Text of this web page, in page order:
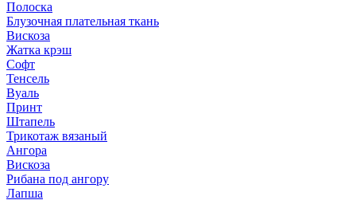
Полоска
Блузочная плательная ткань
Вискоза
Жатка крэш
Софт
Тенсель
Вуаль
Принт
Штапель
Трикотаж вязаный
Ангора
Вискоза
Рибана под ангору
Лапша